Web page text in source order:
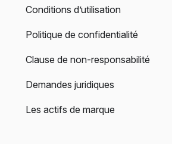
Conditions d’utilisation
Politique de confidentialité
Clause de non-responsabilité
Demandes juridiques
Les actifs de marque